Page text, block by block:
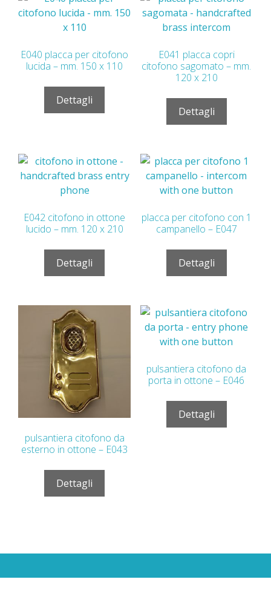
E040 placca per citofono
lucida – mm. 150 x 110
Dettagli
E041 placca copri
citofono sagomato – mm.
120 x 210
Dettagli
E042 citofono in ottone
lucido – mm. 120 x 210
Dettagli
placca per citofono con 1
campanello – E047
Dettagli
pulsantiera citofono da
esterno in ottone – E043
Dettagli
pulsantiera citofono da
porta in ottone – E046
Dettagli